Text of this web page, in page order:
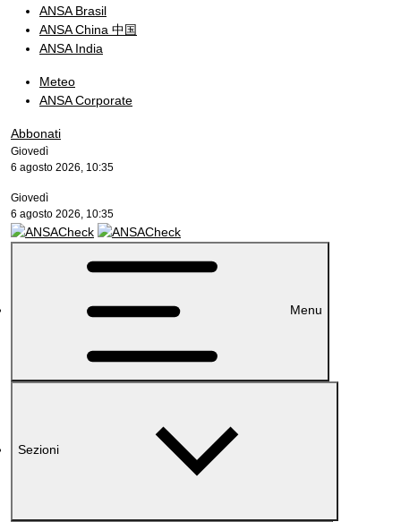
ANSA Brasil
ANSA China 中国
ANSA India
Meteo
ANSA Corporate
Abbonati
Giovedì
6 agosto 2026, 10:35
Giovedì
6 agosto 2026, 10:35
Menu
Sezioni